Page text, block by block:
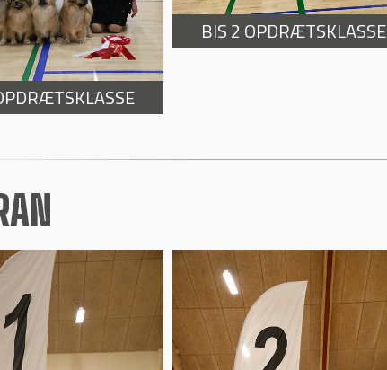
BIS 2 OPDRÆTSKLASSE